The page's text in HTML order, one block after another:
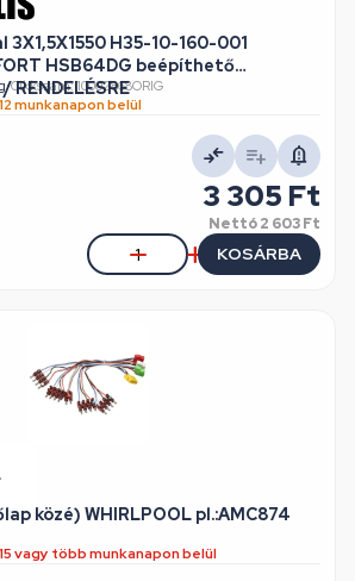
3X1,5X1550 H35-10-160-001
beépíthető
•Cikkszám: 10002868ORIG
munkanapon belül
3 305 Ft
Nettó2 603 Ft
KOSÁRBA
közé) WHIRLPOOL pl.:AMC874
vagy több munkanapon belül